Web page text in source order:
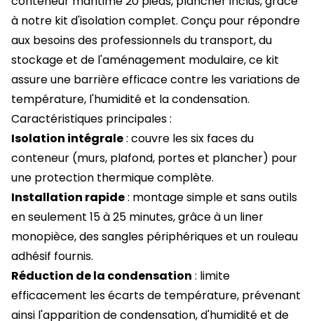
à notre kit d'isolation complet. Conçu pour répondre
aux besoins des professionnels du transport, du
stockage et de l'aménagement modulaire, ce kit
assure une barrière efficace contre les variations de
température, l'humidité et la condensation.
Caractéristiques principales :
Isolation intégrale: couvre les six faces du
conteneur (murs, plafond, portes et plancher) pour
une protection thermique complète.
Installation rapide: montage simple et sans outils
en seulement 15 à 25 minutes, grâce à un liner
monopièce, des sangles périphériques et un rouleau
adhésif fournis.
Réduction de la condensation : limite
efficacement les écarts de température, prévenant
ainsi l'apparition de condensation, d'humidité et de